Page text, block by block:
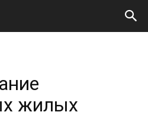
жилых